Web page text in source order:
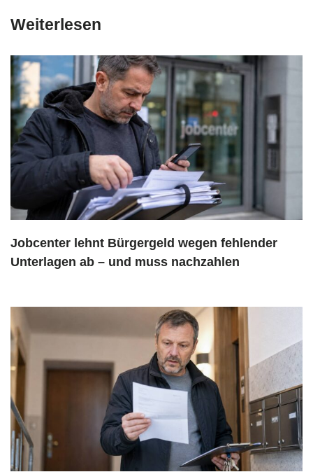
Weiterlesen
Jobcenter lehnt Bürgergeld wegen fehlender
Unterlagen ab – und muss nachzahlen